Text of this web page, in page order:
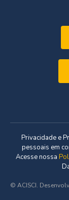
Privacidade e
pessoais em
Acesse nossa
© ACISCI.